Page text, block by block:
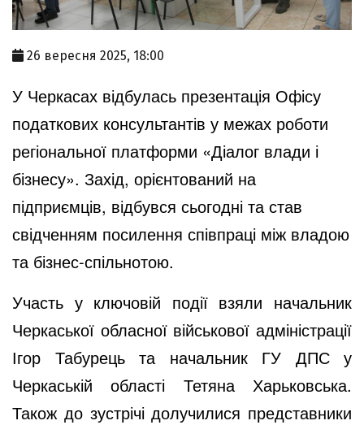
26 вересня 2025, 18:00
У Черкасах відбулась презентація Офісу
податкових консультантів у межах роботи
регіональної платформи «Діалог влади і
бізнесу». Захід, орієнтований на
підприємців, відбувся сьогодні та став
свідченням посилення співпраці між владою
та бізнес-спільнотою.
Участь у ключовій події взяли начальник
Черкаської обласної військової адміністрації
Ігор Табурець та начальник ГУ ДПС у
Черкаській області Тетяна Харьковська.
Також до зустрічі долучилися представники